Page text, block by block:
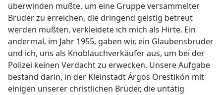
überwinden mußte, um eine Gruppe versammelter
Brüder zu erreichen, die dringend geistig betreut
werden mußten, verkleidete ich mich als Hirte. Ein
andermal, im Jahr 1955, gaben wir, ein Glaubensbruder
und ich, uns als Knoblauchverkäufer aus, um bei der
Polizei keinen Verdacht zu erwecken. Unsere Aufgabe
bestand darin, in der Kleinstadt Árgos Orestikón mit
einigen unserer christlichen Brüder, die untätig